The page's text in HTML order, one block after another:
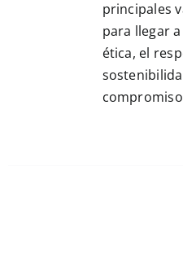
principales
para llegar
ética, el